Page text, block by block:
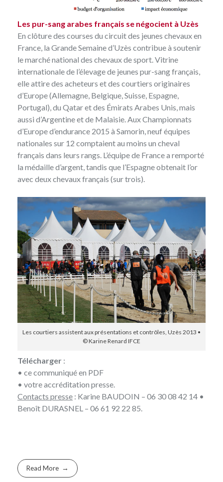
Les pur-sang arabes français se négocient à Uzès
En clôture des courses du circuit des jeunes chevaux en
France, la Grande Semaine d’Uzès contribue à soutenir
le marché national des chevaux de sport. Vitrine
internationale de l’élevage de jeunes pur-sang français,
elle attire des acheteurs et des courtiers originaires
d’Europe (Allemagne, Belgique, Suisse, Espagne,
Portugal), du Qatar et des Émirats Arabes Unis, mais
aussi d’Argentine et de Malaisie. Aux Championnats
d’Europe d’endurance 2015 à Samorin, neuf équipes
nationales sur 12 comptaient au moins un cheval
français dans leurs rangs. L’équipe de France a remporté
la médaille d’argent, tandis que l’Espagne obtenait l’or
avec deux chevaux français (sur trois).
Les courtiers assistent aux présentations et contrôles, Uzès 2013 •
© Karine Renard IFCE
Télécharger :
• cecommuniqué en PDF
• votreaccréditation presse.
Contacts presse : Karine BAUDOIN – 06 30 08 42 14 •
Benoît DURASNEL – 06 61 92 22 85.
Read More